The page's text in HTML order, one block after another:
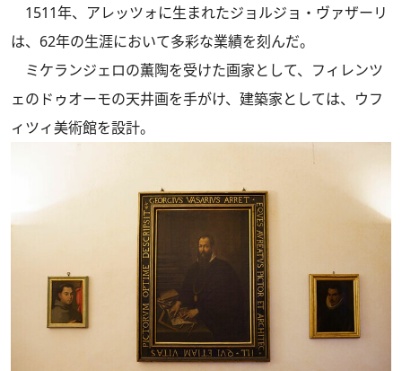
1511年、アレッツォに生まれたジョルジョ・ヴァザーリ
は、62年の生涯において多彩な業績を刻んだ。
ミケランジェロの薫陶を受けた画家として、フィレンツ
ェのドゥオーモの天井画を手がけ、建築家としては、ウフ
ィツィ美術館を設計。